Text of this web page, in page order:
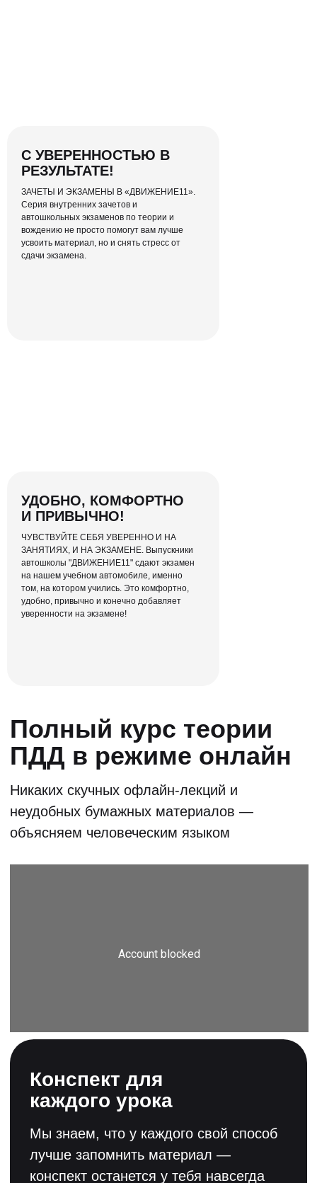
С УВЕРЕННОСТЬЮ В
РЕЗУЛЬТАТЕ!
ЗАЧЕТЫ И ЭКЗАМЕНЫ В «ДВИЖЕНИЕ11».
Серия внутренних зачетов и
автошкольных экзаменов по теории и
вождению не просто помогут вам лучше
усвоить материал, но и снять стресс от
сдачи экзамена.
УДОБНО, КОМФОРТНО
И ПРИВЫЧНО!
ЧУВСТВУЙТЕ СЕБЯ УВЕРЕННО И НА
ЗАНЯТИЯХ, И НА ЭКЗАМЕНЕ. Выпускники
автошколы "ДВИЖЕНИЕ11" сдают экзамен
на нашем учебном автомобиле, именно
том, на котором учились. Это комфортно,
удобно, привычно и конечно добавляет
уверенности на экзамене!
Информация о том, как правильно
выбрать автошколу машину и много
для учеников